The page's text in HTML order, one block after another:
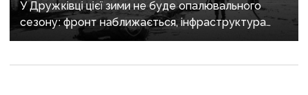
У Дружківці цієї зими не буде опалювального
сезону: фронт наближається, інфраструктура
критично зруйнована